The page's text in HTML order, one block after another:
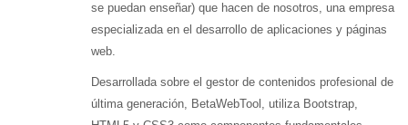
se puedan enseñar) que hacen de nosotros, una empresa
especializada en el desarrollo de aplicaciones y páginas
web.
Desarrollada sobre el gestor de contenidos profesional de
última generación, BetaWebTool, utiliza Bootstrap,